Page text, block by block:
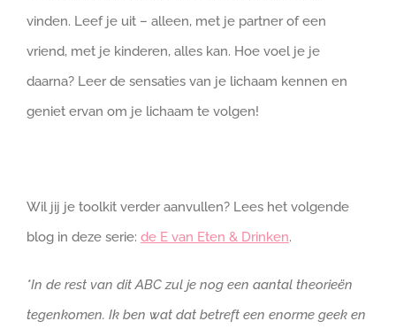
vinden. Leef je uit – alleen, met je partner of een
vriend, met je kinderen, alles kan. Hoe voel je je
daarna? Leer de sensaties van je lichaam kennen en
geniet ervan om je lichaam te volgen!
Wil jij je toolkit verder aanvullen? Lees het volgende
blog in deze serie: de E van Eten & Drinken.
*In de rest van dit ABC zul je nog een aantal theorieën
tegenkomen. Ik ben wat dat betreft een enorme geek en